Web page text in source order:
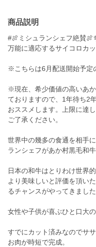
商品説明
#🍖ミシュランシェフ絶賛🍖
万能に適応するサイコロカッ
※こちらは6月配送開始予定
※現在、希少価値の高いあ
ておりますので、1年待ち2
おススメします。上限に達
ご了承ください。
世界中の幾多の食通を相手
ランシェフがあか村黒毛和
日本の和牛はとりわけ世界
より美味しいと評価を頂い
るチャンスがやってきました
女性や子供が喜ぶひと口大
すでにカット済みなのでサ
お肉が時短で完成。